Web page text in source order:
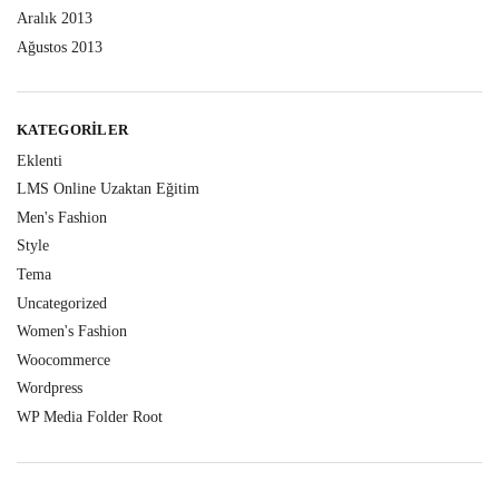
Aralık 2013
Ağustos 2013
KATEGORILER
Eklenti
LMS Online Uzaktan Eğitim
Men's Fashion
Style
Tema
Uncategorized
Women's Fashion
Woocommerce
Wordpress
WP Media Folder Root